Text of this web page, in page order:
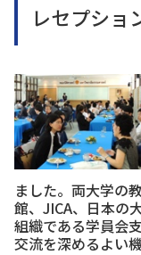
レセプショ
ました。両大学の
館、JICA、日本の
組織である学員会
交流を深めるよい